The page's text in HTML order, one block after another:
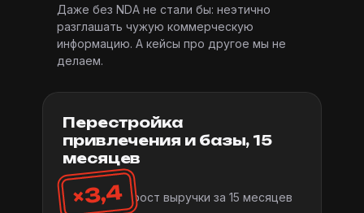
Даже без NDA не стали бы: неэтично
разглашать чужую коммерческую
информацию. А кейсы про другое мы не
делаем.
Перестройка
привлечения и базы, 15
месяцев
×3,4 рост выручки за 15 месяцев